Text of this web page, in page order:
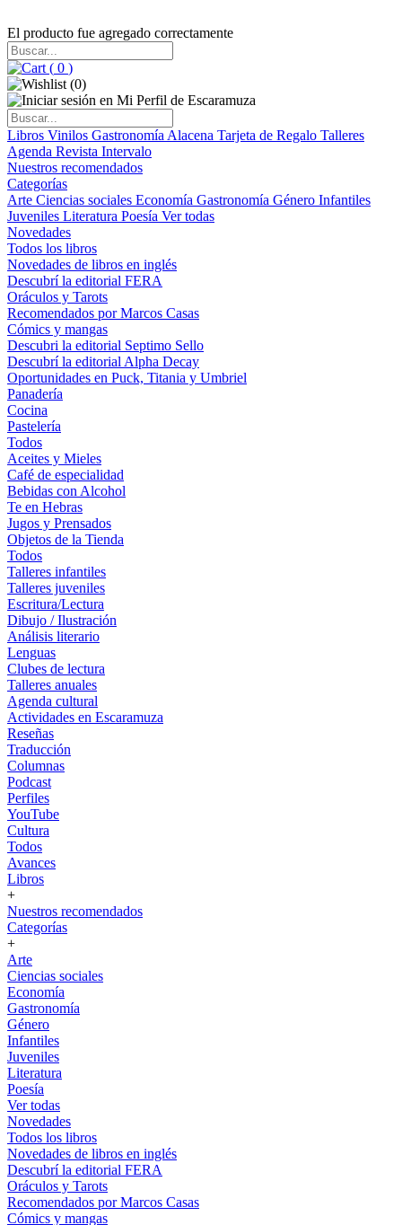
El producto fue agregado correctamente
( 0 )
(0)
Libros Vinilos Gastronomía Alacena Tarjeta de Regalo Talleres
Agenda Revista Intervalo
Nuestros recomendados
Categorías
Arte Ciencias sociales Economía Gastronomía Género Infantiles
Juveniles Literatura Poesía Ver todas
Novedades
Todos los libros
Novedades de libros en inglés
Descubrí la editorial FERA
Oráculos y Tarots
Recomendados por Marcos Casas
Cómics y mangas
Descubri la editorial Septimo Sello
Descubrí la editorial Alpha Decay
Oportunidades en Puck, Titania y Umbriel
Panadería
Cocina
Pastelería
Todos
Aceites y Mieles
Café de especialidad
Bebidas con Alcohol
Te en Hebras
Jugos y Prensados
Objetos de la Tienda
Todos
Talleres infantiles
Talleres juveniles
Escritura/Lectura
Dibujo / Ilustración
Análisis literario
Lenguas
Clubes de lectura
Talleres anuales
Agenda cultural
Actividades en Escaramuza
Reseñas
Traducción
Columnas
Podcast
Perfiles
YouTube
Cultura
Todos
Avances
Libros
+
Nuestros recomendados
Categorías
+
Arte
Ciencias sociales
Economía
Gastronomía
Género
Infantiles
Juveniles
Literatura
Poesía
Ver todas
Novedades
Todos los libros
Novedades de libros en inglés
Descubrí la editorial FERA
Oráculos y Tarots
Recomendados por Marcos Casas
Cómics y mangas